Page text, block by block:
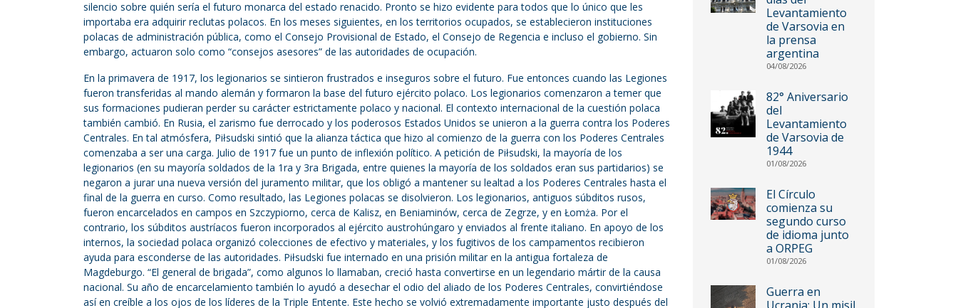
silencio sobre quién sería el futuro monarca del estado renacido. Pronto se hizo evidente para todos que lo único que les
importaba era adquirir reclutas polacos. En los meses siguientes, en los territorios ocupados, se establecieron instituciones
polacas de administración pública, como el Consejo Provisional de Estado, el Consejo de Regencia e incluso el gobierno. Sin
embargo, actuaron solo como “consejos asesores” de las autoridades de ocupación.
En la primavera de 1917, los legionarios se sintieron frustrados e inseguros sobre el futuro. Fue entonces cuando las Legiones
fueron transferidas al mando alemán y formaron la base del futuro ejército polaco. Los legionarios comenzaron a temer que
sus formaciones pudieran perder su carácter estrictamente polaco y nacional. El contexto internacional de la cuestión polaca
también cambió. En Rusia, el zarismo fue derrocado y los poderosos Estados Unidos se unieron a la guerra contra los Poderes
Centrales. En tal atmósfera, Piłsudski sintió que la alianza táctica que hizo al comienzo de la guerra con los Poderes Centrales
comenzaba a ser una carga. Julio de 1917 fue un punto de inflexión político. A petición de Piłsudski, la mayoría de los
legionarios (en su mayoría soldados de la 1ra y 3ra Brigada, entre quienes la mayoría de los soldados eran sus partidarios) se
negaron a jurar una nueva versión del juramento militar, que los obligó a mantener su lealtad a los Poderes Centrales hasta el
final de la guerra en curso. Como resultado, las Legiones polacas se disolvieron. Los legionarios, antiguos súbditos rusos,
fueron encarcelados en campos en Szczypiorno, cerca de Kalisz, en Beniaminów, cerca de Zegrze, y en Łomża. Por el
contrario, los súbditos austríacos fueron incorporados al ejército austrohúngaro y enviados al frente italiano. En apoyo de los
internos, la sociedad polaca organizó colecciones de efectivo y materiales, y los fugitivos de los campamentos recibieron
ayuda para esconderse de las autoridades. Piłsudski fue internado en una prisión militar en la antigua fortaleza de
Magdeburgo. “El general de brigada”, como algunos lo llamaban, creció hasta convertirse en un legendario mártir de la causa
nacional. Su año de encarcelamiento también lo ayudó a desechar el odio del aliado de los Poderes Centrales, convirtiéndose
así en creíble a los ojos de los líderes de la Triple Entente. Este hecho se volvió extremadamente importante justo después del
Levantamiento
de Varsovia en
la prensa
argentina
04/08/2026
82° Aniversario
del
Levantamiento
de Varsovia de
1944
01/08/2026
El Círculo
comienza su
segundo curso
de idioma junto
a ORPEG
01/08/2026
Guerra en
Ucrania: Un misil